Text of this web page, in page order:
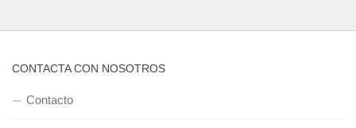
CONTACTA CON NOSOTROS
Contacto